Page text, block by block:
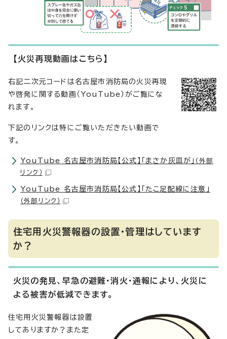
【火災再現動画はこちら】
右記二次元コードは名古屋市消防局の火災再現
や啓発に関する動画（YouTube）がご覧にな
れます。
下記のリンクは特にご覧いただきたい動画で
す。
YouTube 名古屋市消防局【公式】「まさか灰皿が」 （外部
リンク）
YouTube 名古屋市消防局【公式】「たこ足配線に注意」
（外部リンク）
住宅用火災警報器の設置・管理はしています
か？
火災の発見、早急の避難・消火・通報により、火災に
よる被害が低減できます。
住宅用火災警報器は設置
してありますか？また定